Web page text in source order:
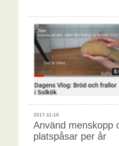
2017-11-16
Använd menskopp
platspåsar per år